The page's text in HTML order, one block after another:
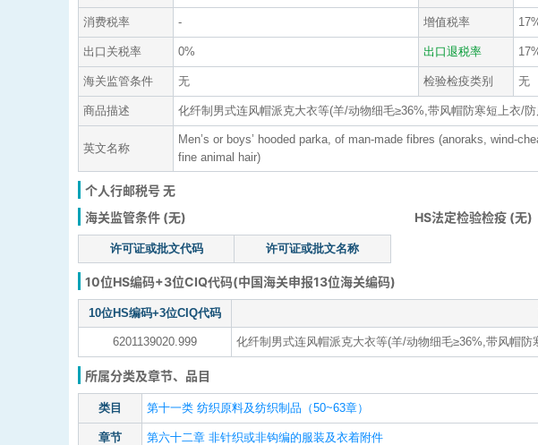
消费税率 - 增值税率
出口关税率 0% 出口退税率
海关监管条件 无 检验检疫类别 无
商品描述 化纤制男式连风帽派克大衣等(羊/动物细毛≥36%,带风帽防寒短上衣/
英文名称
Men’s or boys’ hooded parka, of man-made fibres (anoraks, wind-
fine animal hair)
个人行邮税号 无
海关监管条件 (无)
HS法定检验检疫 (无)
许可证或批文代码 许可证或批文名称
10位HS编码+3位CIQ代码(中国海关申报13位海关编码)
10位HS编码+3位CIQ代码
6201139020.999 化纤制男式连风帽派克大衣等(羊/动物细毛≥36%,带风帽防
所属分类及章节、品目
类目 第十一类 纺织原料及纺织制品（50~63章）
章节 第六十二章 非针织或非钩编的服装及衣着附件